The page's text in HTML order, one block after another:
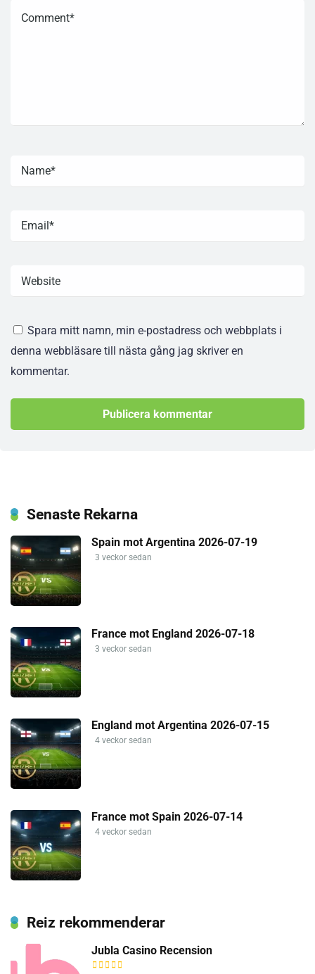
Spara mitt namn, min e-postadress och webbplats i
denna webbläsare till nästa gång jag skriver en
kommentar.
Senaste Rekarna
Spain mot Argentina 2026-07-19
3 veckor sedan
France mot England 2026-07-18
3 veckor sedan
England mot Argentina 2026-07-15
4 veckor sedan
France mot Spain 2026-07-14
4 veckor sedan
Reiz rekommenderar
Jubla Casino Recension